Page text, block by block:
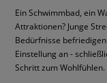
Ein Schwimmbad, ein
Attraktionen? Junge
Bedürfnisse
Einstellung an -
Schritt zum Wohlfühlen.